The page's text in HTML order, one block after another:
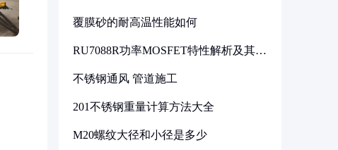
覆膜砂的耐高温性能如何
RU7088R功率MOSFET特性解析及其在
不锈钢通风 管道施工
201不锈钢重量计算方法大全
M20螺纹大径和小径是多少